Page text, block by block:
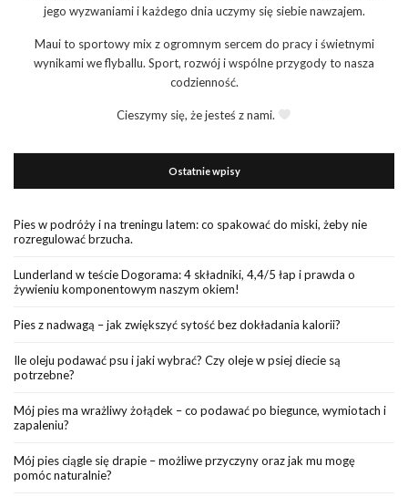
jego wyzwaniami i każdego dnia uczymy się siebie nawzajem.
Maui to sportowy mix z ogromnym sercem do pracy i świetnymi
wynikami we flyballu. Sport, rozwój i wspólne przygody to nasza
codzienność.
Cieszymy się, że jesteś z nami.
Ostatnie wpisy
Pies w podróży i na treningu latem: co spakować do miski, żeby nie
rozregulować brzucha.
Lunderland w teście Dogorama: 4 składniki, 4,4/5 łap i prawda o
żywieniu komponentowym naszym okiem!
Pies z nadwagą – jak zwiększyć sytość bez dokładania kalorii?
Ile oleju podawać psu i jaki wybrać? Czy oleje w psiej diecie są
potrzebne?
Mój pies ma wrażliwy żołądek – co podawać po biegunce, wymiotach i
zapaleniu?
Mój pies ciągle się drapie – możliwe przyczyny oraz jak mu mogę
pomóc naturalnie?